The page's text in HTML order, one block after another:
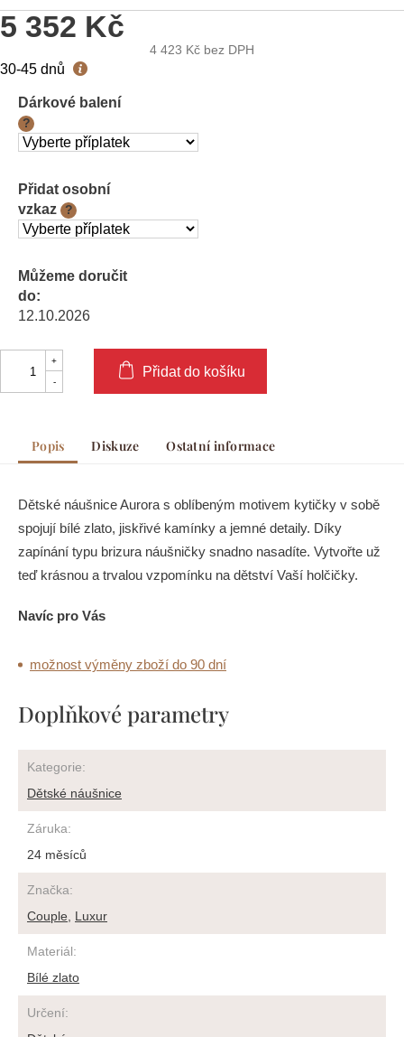
5 352 Kč
4 423 Kč bez DPH
Měrná
30-45 dnů
Dárkové balení
?
Přidat osobní
vzkaz
?
Můžeme doručit
do:
12.10.2026
Přidat do košíku
Popis Diskuze Ostatní informace
Dětské náušnice Aurora s oblíbeným motivem kytičky v sobě
spojují bílé zlato, jiskřivé kamínky a jemné detaily. Díky
zapínání typu brizura náušničky snadno nasadíte. Vytvořte už
teď krásnou a trvalou vzpomínku na dětství Vaší holčičky.
Navíc pro Vás
možnost výměny zboží do 90 dní
Doplňkové parametry
Kategorie:
Dětské náušnice
Záruka:
24 měsíců
Značka:
Couple
Luxur
Materiál:
Bílé zlato
Určení: